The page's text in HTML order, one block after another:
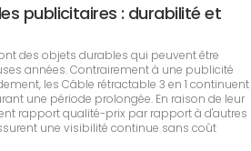
publicitaires : durabilité et
des objets durables qui peuvent être
années. Contrairement à une publicité
les Câble rétractable 3 en 1 continuent
une période prolongée. En raison de leur
rapport qualité-prix par rapport à d'autres
une visibilité continue sans coût